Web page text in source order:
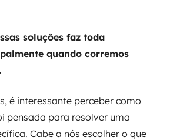
soluções faz toda
quando corremos
é interessante perceber como
pensada para resolver uma
Cabe a nós escolher o que